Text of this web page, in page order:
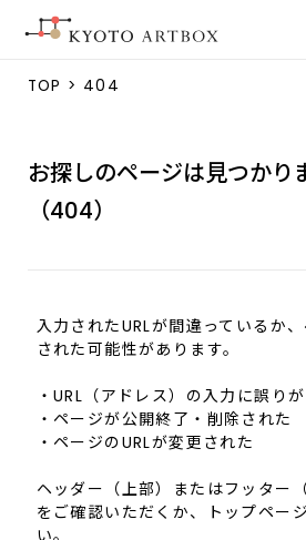
TOP > 404
お探しのページは見つかり
（404）
入力されたURLが間違っているか
された可能性があります。
・URL（アドレス）の入力に誤り
・ページが公開終了・削除された
・ページのURLが変更された
ヘッダー（上部）またはフッター
をご確認いただくか、トップペー
い。